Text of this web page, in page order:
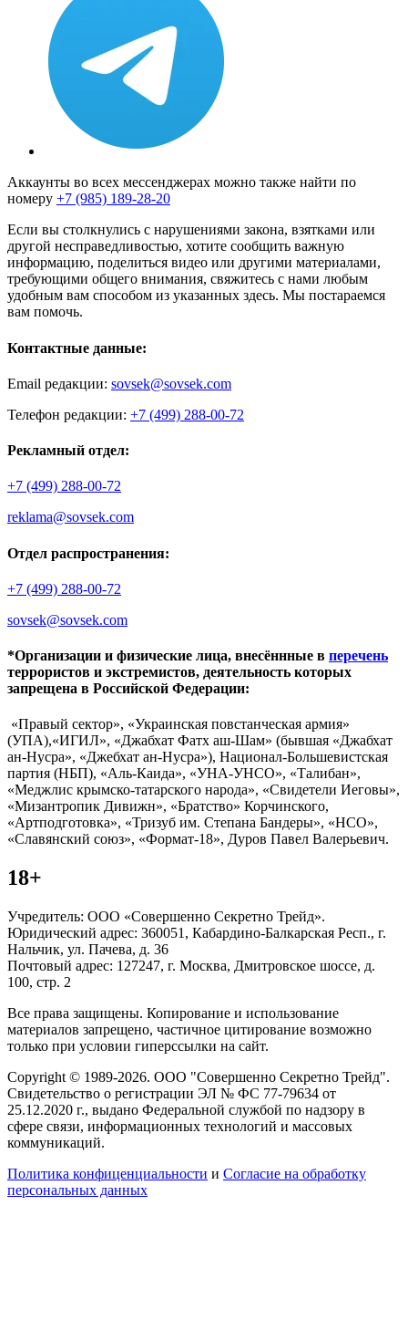
Аккаунты во всех мессенджерах можно также найти по
номеру +7 (985) 189-28-20
Если вы столкнулись с нарушениями закона, взятками или
другой несправедливостью, хотите сообщить важную
информацию, поделиться видео или другими материалами,
требующими общего внимания, свяжитесь с нами любым
удобным вам способом из указанных здесь. Мы постараемся
вам помочь.
Контактные данные:
Email редакции: sovsek@sovsek.com
Телефон редакции: +7 (499) 288-00-72
Рекламный отдел:
+7 (499) 288-00-72
reklama@sovsek.com
Отдел распространения:
+7 (499) 288-00-72
sovsek@sovsek.com
*Организации и физические лица, внесённные в перечень
террористов и экстремистов, деятельность которых
запрещена в Российской Федерации:
«Правый сектор», «Украинская повстанческая армия»
(УПА),«ИГИЛ», «Джабхат Фатх аш-Шам» (бывшая «Джабхат
ан-Нусра», «Джебхат ан-Нусра»), Национал-Большевистская
партия (НБП), «Аль-Каида», «УНА-УНСО», «Талибан»,
«Меджлис крымско-татарского народа», «Свидетели Иеговы»,
«Мизантропик Дивижн», «Братство» Корчинского,
«Артподготовка», «Тризуб им. Степана Бандеры», «НСО»,
«Славянский союз», «Формат-18», Дуров Павел Валерьевич.
18+
Учредитель: ООО «Совершенно Секретно Трейд».
Юридический адрес: 360051, Кабардино-Балкарская Респ., г.
Нальчик, ул. Пачева, д. 36
Почтовый адрес: 127247, г. Москва, Дмитровское шоссе, д.
100, стр. 2
Все права защищены. Копирование и использование
материалов запрещено, частичное цитирование возможно
только при условии гиперссылки на сайт.
Copyright © 1989-2026. ООО "Совершенно Секретно Трейд".
Свидетельство о регистрации ЭЛ № ФС 77-79634 от
25.12.2020 г., выдано Федеральной службой по надзору в
сфере связи, информационных технологий и массовых
коммуникаций.
Политика конфиценциальности и Согласие на обработку
персональных данных